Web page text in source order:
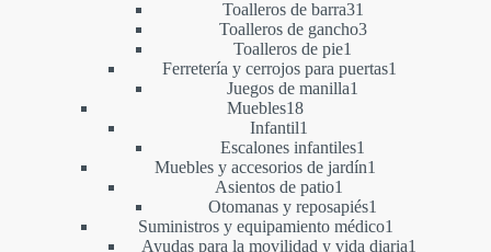
productos
Toalleros de barra31
productos
Toalleros de gancho33
Toalleros de pie1
producto
Ferretería y cerrojos para puertas1
Juegos de manilla1
Muebles1818
productos
Infantil1
producto
Escalones infantiles1
producto
Muebles y accesorios de jardín1
Asientos de patio1
producto
Otomanas y reposapiés1
producto
Suministros y equipamiento médico1
producto
Ayudas para la movilidad y vida diaria1